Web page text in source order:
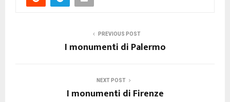
PREVIOUS POST
I monumenti di Palermo
NEXT POST
I monumenti di Firenze